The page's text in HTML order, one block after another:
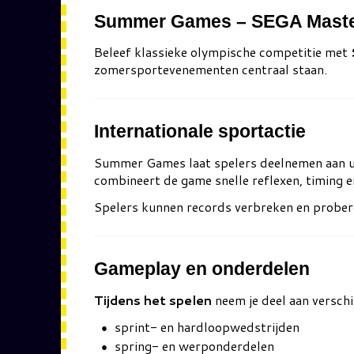
Summer Games – SEGA
Beleef klassieke olympische competitie met
zomersportevenementen centraal staan.
Internationale sportactie
Summer Games laat spelers deelnemen
combineert de game snelle reflexen, timing
Spelers kunnen records verbreken en
Gameplay en onderdelen
Tijdens het spelen neem je deel aan
sprint- en hardloopwedstrijden
spring- en werponderdelen